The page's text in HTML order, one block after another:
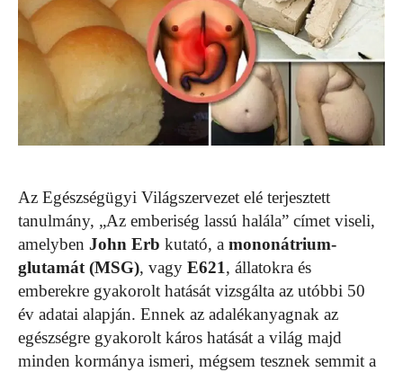
Az Egészségügyi Világszervezet elé terjesztett
tanulmány, „Az emberiség lassú halála” címet viseli,
amelyben John Erb kutató, a mononátrium-
glutamát (MSG), vagy E621, állatokra és
emberekre gyakorolt hatását vizsgálta az utóbbi 50
év adatai alapján. Ennek az adalékanyagnak az
egészségre gyakorolt káros hatását a világ majd
minden kormánya ismeri, mégsem tesznek semmit a